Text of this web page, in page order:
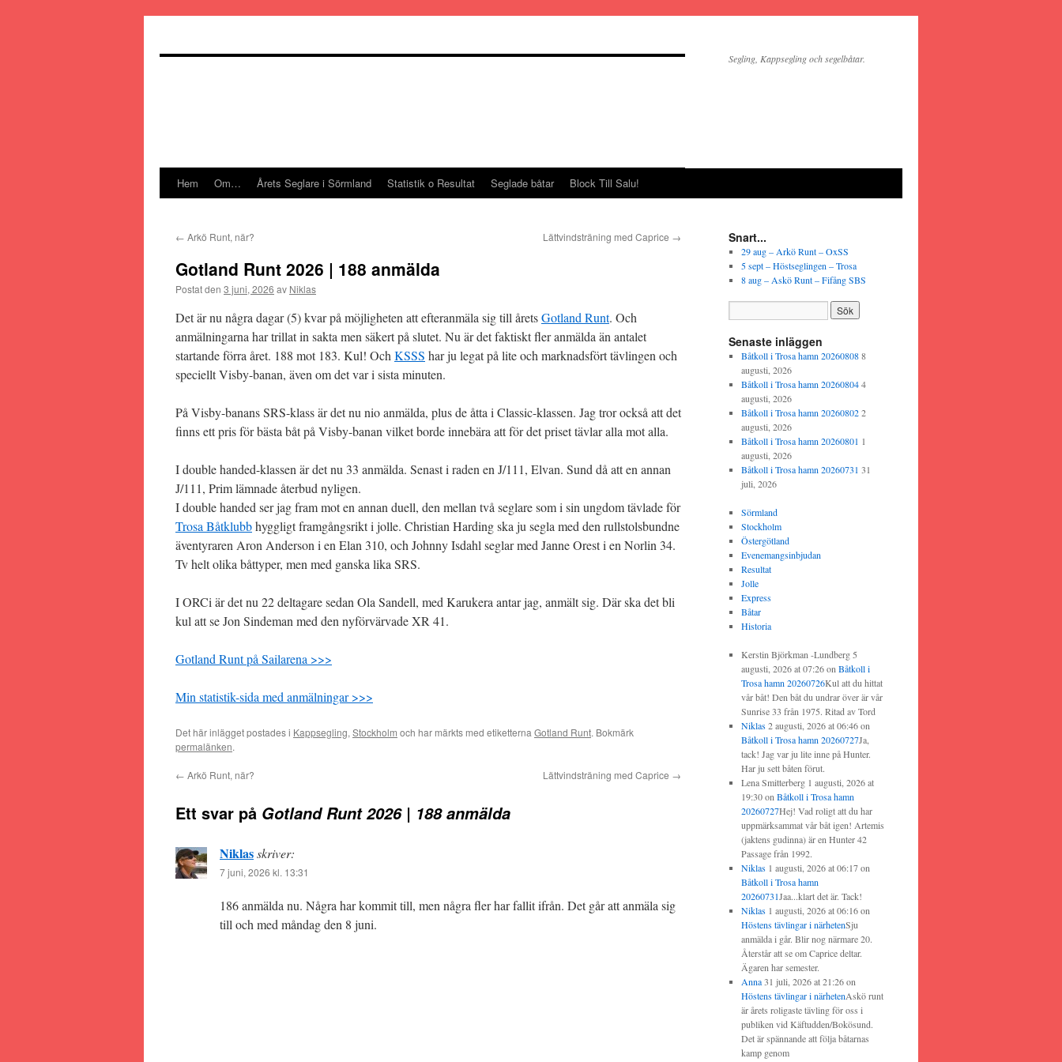
innehåll
Segling, Kappsegling och segelbåtar.
Hem Om… Årets Seglare i Sörmland Statistik o Resultat Seglade båtar Block Till Salu!
← Arkö Runt, när? Lättvindsträning med Caprice →
Gotland Runt 2026 | 188 anmälda
Postat den 3 juni, 2026 av Niklas
Det är nu några dagar (5) kvar på möjligheten att efteranmäla sig till åretsGotland Runt. Och
anmälningarna har trillat in sakta men säkert på slutet. Nu är det faktiskt fler anmälda än antalet
startande förra året. 188 mot 183. Kul! Och KSSS har ju legat på lite och marknadsfört tävlingen och
speciellt Visby-banan, även om det var i sista minuten.
På Visby-banans SRS-klass är det nu nio anmälda, plus de åtta i Classic-klassen. Jag tror också att det
finns ett pris för bästa båt på Visby-banan vilket borde innebära att för det priset tävlar alla mot alla.
I double handed-klassen är det nu 33 anmälda. Senast i raden en J/111, Elvan. Sund då att en annan
J/111, Prim lämnade återbud nyligen.
I double handed ser jag fram mot en annan duell, den mellan två seglare som i sin ungdom tävlade för
Trosa Båtklubbhyggligt framgångsrikt i jolle. Christian Harding ska ju segla med den rullstolsbundne
äventyraren Aron Anderson i en Elan 310, och Johnny Isdahl seglar med Janne Orest i en Norlin 34.
Tv helt olika båttyper, men med ganska lika SRS.
I ORCi är det nu 22 deltagare sedan Ola Sandell, med Karukera antar jag, anmält sig. Där ska det bli
kul att se Jon Sindeman med den nyförvärvade XR 41.
Gotland Runt på Sailarena >>>
Min statistik-sida med anmälningar >>>
Det här inlägget postades i Kappsegling, Stockholm och har märkts med etiketterna Gotland Runt. Bokmärk
permalänken.
← Arkö Runt, när? Lättvindsträning med Caprice →
Ett svar på Gotland Runt 2026 | 188 anmälda
Niklasskriver:
7 juni, 2026 kl. 13:31
186 anmälda nu. Några har kommit till, men några fler har fallit ifrån. Det går att anmäla sig
till och med måndag den 8 juni.
Snart...
29 aug – Arkö Runt – OxSS
5 sept – Höstseglingen – Trosa
8 aug – Askö Runt – Fifång SBS
Senaste inläggen
Båtkoll i Trosa hamn 20260808 8
augusti, 2026
Båtkoll i Trosa hamn 20260804 4
augusti, 2026
Båtkoll i Trosa hamn 20260802 2
augusti, 2026
Båtkoll i Trosa hamn 20260801 1
augusti, 2026
Båtkoll i Trosa hamn 20260731 31
juli, 2026
Sörmland
Stockholm
Östergötland
Evenemangsinbjudan
Resultat
Jolle
Express
Båtar
Historia
Kerstin Björkman -Lundberg5
augusti, 2026 at 07:26on Båtkoll i
Trosa hamn 20260726Kul att du hittat
vår båt! Den båt du undrar över är vår
Sunrise 33 från 1975. Ritad av Tord
Niklas2 augusti, 2026 at 06:46on
Båtkoll i Trosa hamn 20260727Ja,
tack! Jag var ju lite inne på Hunter.
Har ju sett båten förut.
Lena Smitterberg1 augusti, 2026 at
19:30on Båtkoll i Trosa hamn
20260727Hej! Vad roligt att du har
uppmärksammat vår båt igen! Artemis
(jaktens gudinna) är en Hunter 42
Passage från 1992.
Niklas1 augusti, 2026 at 06:17on
Båtkoll i Trosa hamn
20260731Jaa...klart det är. Tack!
Niklas1 augusti, 2026 at 06:16on
Höstens tävlingar i närhetenSju
anmälda i går. Blir nog närmare 20.
Återstår att se om Caprice deltar.
Ägaren har semester.
Anna31 juli, 2026 at 21:26on
Höstens tävlingar i närhetenAskö runt
är årets roligaste tävling för oss i
publiken vid Käftudden/Bokösund.
Det är spännande att följa båtarnas
kamp genom